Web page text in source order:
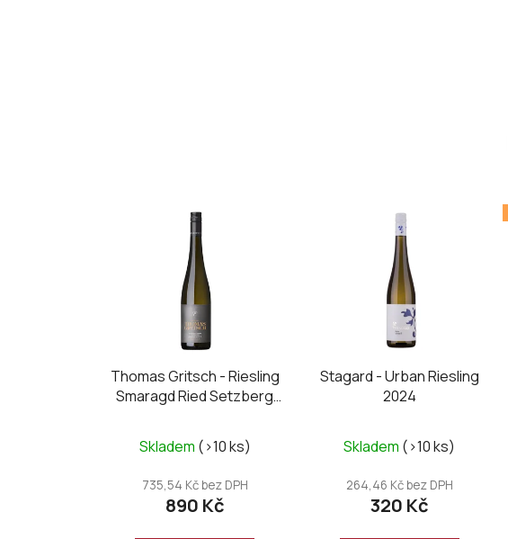
Thomas Gritsch - Riesling
Smaragd Ried Setzberg
Skladem (>10 ks)
735,54 Kč bez DPH
890 Kč
Stagard - Urban Riesling
2024
Skladem (>10 ks)
264,46 Kč bez DPH
320 Kč